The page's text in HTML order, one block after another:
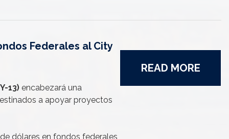
Federales al City
13) encabezará una
a apoyar proyectos
dólares en fondos federales
READ MORE